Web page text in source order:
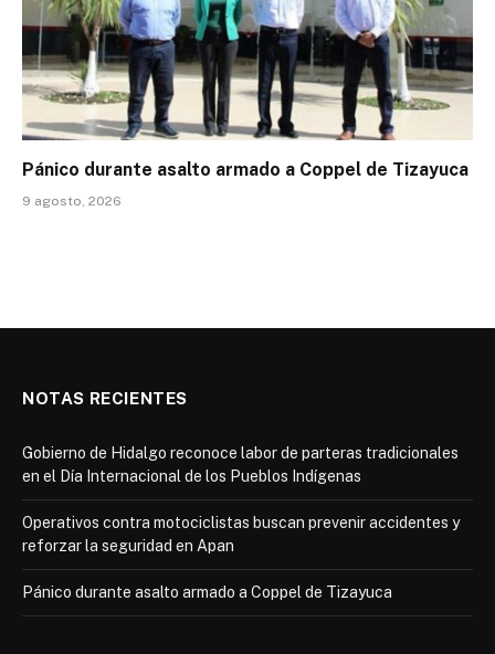
Pánico durante asalto armado a Coppel de Tizayuca
9 agosto, 2026
NOTAS RECIENTES
Gobierno de Hidalgo reconoce labor de parteras tradicionales
en el Día Internacional de los Pueblos Indígenas
Operativos contra motociclistas buscan prevenir accidentes y
reforzar la seguridad en Apan
Pánico durante asalto armado a Coppel de Tizayuca